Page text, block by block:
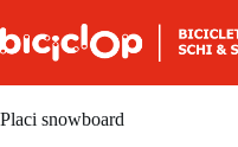
Placi snowboard